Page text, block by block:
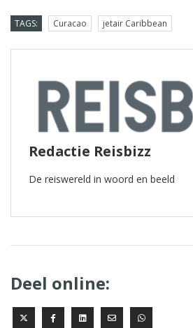
TAGS: Curacao jetair Caribbean
Redactie Reisbizz
De reiswereld in woord en beeld
Deel online: